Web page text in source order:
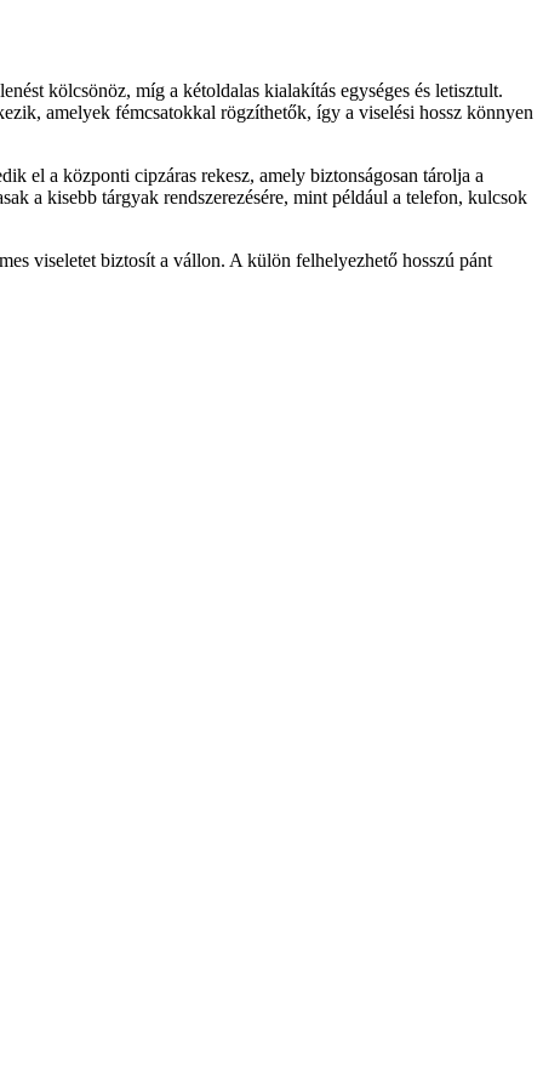
kölcsönöz, míg a kétoldalas kialakítás egységes és letisztult.
amelyek fémcsatokkal rögzíthetők, így a viselési hossz könnyen
el a központi cipzáras rekesz, amely biztonságosan tárolja a
a kisebb tárgyak rendszerezésére, mint például a telefon, kulcsok
viseletet biztosít a vállon. A külön felhelyezhető hosszú pánt